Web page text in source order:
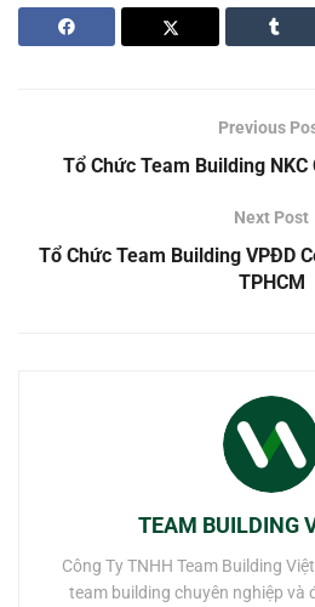
Previous
Tổ Chức Team Building
Next Post
Tổ Chức Team Building VPĐD
TPHCM
TEAM BUILDING
Công Ty TNHH Team Building
team building chuyên nghiệp và